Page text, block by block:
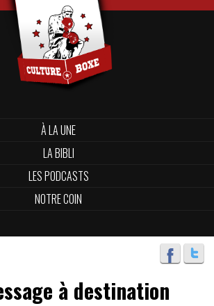
À LA UNE
LA BIBLI
LES PODCASTS
NOTRE COIN
à destination